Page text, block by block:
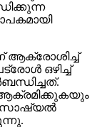
ആക്രോശിച്ച്
ഒഴിച്ച്
ആക്രമിക്കുകയും
സോഷ്യല്‍